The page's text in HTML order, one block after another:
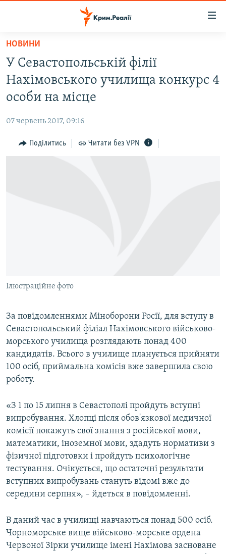
Перейти
основного
матеріалу
Перейти
до
основної
навігації
Перейти
до
ВІДЕО ТА ФОТО
БЛОГИ
ПОГЛЯД
ІНФОГРАФІКА
ДОЛУЧАЙСЯ!
НОВИНИ
У Севастопольській філії
Нахімовського училища конкурс 4
особи на місце
07 червень 2017, 09:16
Поділитись Читати без VPN
Ілюстраційне фото
За повідомленнями Міноборони Росії, для вступу в
Севастопольський філіал Нахімовського військово-
морського училища розглядають понад 400
кандидатів. Всього в училище планується прийняти
100 осіб, приймальна комісія вже завершила свою
роботу.
«З 1 по 15 липня в Севастополі пройдуть вступні
випробування. Хлопці після обов'язкової медичної
комісії покажуть свої знання з російської мови,
математики, іноземної мови, здадуть нормативи з
фізичної підготовки і пройдуть психологічне
тестування. Очікується, що остаточні результати
вступних випробувань стануть відомі вже до
середини серпня», – йдеться в повідомленні.
В даний час в училищі навчаються понад 500 осіб.
Чорноморське вище військово-морське ордена
Червоної Зірки училище імені Нахімова засноване